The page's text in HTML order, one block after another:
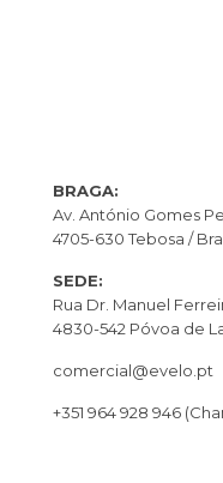
BRAGA:
Av. António Gomes
4705-630 Tebosa /
SEDE:
Rua Dr. Manuel
4830-542 Póvoa de
comercial@evelo.pt
+351 964 928 946